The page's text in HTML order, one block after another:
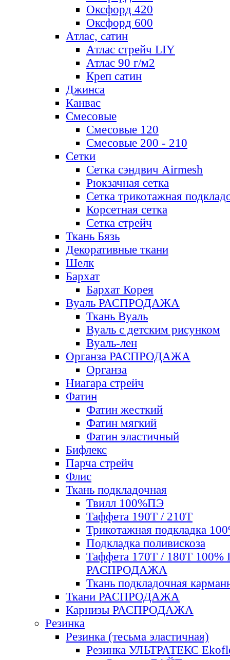
Оксфорд 420
Оксфорд 600
Атлас, сатин
Атлас стрейч LIY
Атлас 90 г/м2
Креп сатин
Джинса
Канвас
Смесовые
Смесовые 120
Смесовые 200 - 210
Сетки
Сетка сэндвич Airmesh
Рюкзачная сетка
Сетка трикотажная
Корсетная сетка
Сетка стрейч
Ткань Бязь
Декоративные ткани
Шелк
Бархат
Бархат Корея
Вуаль РАСПРОДАЖА
Ткань Вуаль
Вуаль с детским рисунком
Вуаль-лен
Органза РАСПРОДАЖА
Органза
Ниагара стрейч
Фатин
Фатин жесткий
Фатин мягкий
Фатин элаcтичный
Бифлекс
Парча стрейч
Флис
Ткань подкладочная
Твилл 100%ПЭ
Таффета 190Т / 210Т
Трикотажная подкладка
Подкладка поливискоза
Таффета 170Т / 180Т 100%
РАСПРОДАЖА
Ткань подкладочная
Ткани РАСПРОДАЖА
Карнизы РАСПРОДАЖА
Резинка
Резинка (тесьма эластичная)
Резинка УЛЬТРАТЕКС